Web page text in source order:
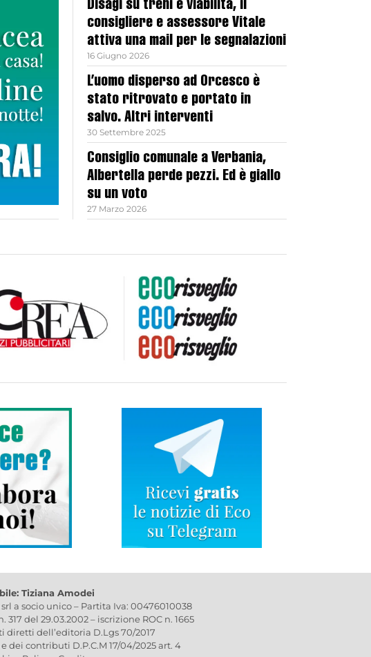
Disagi su treni e viabilità, il
consigliere e assessore Vitale
attiva una mail per le segnalazioni
16 Giugno 2026
L’uomo disperso ad Orcesco è
stato ritrovato e portato in
salvo. Altri interventi
30 Settembre 2025
Consiglio comunale a Verbania,
Albertella perde pezzi. Ed è giallo
su un voto
27 Marzo 2026
Tiziana Amodei
a socio unico – Partita Iva: 00476010038
del 29.03.2002 – iscrizione ROC n. 1665
dell’editoria D.Lgs 70/2017
dei contributi D.P.C.M 17/04/2025 art. 4